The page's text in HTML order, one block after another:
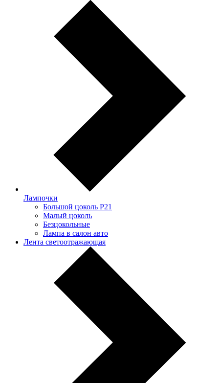
Лампочки
Большой цоколь P21
Малый цоколь
Безцокольные
Лампа в салон авто
Лента светоотражающая